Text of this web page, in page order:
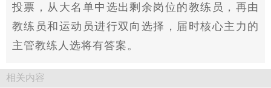
投票，从大名单中选出剩余岗位的教练员，再由
教练员和运动员进行双向选择，届时核心主力的
主管教练人选将有答案。
相关内容